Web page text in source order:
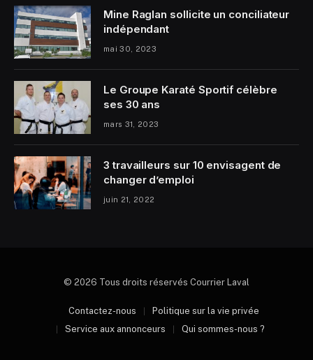
Mine Raglan sollicite un conciliateur
indépendant
mai 30, 2023
Le Groupe Karaté Sportif célèbre
ses 30 ans
mars 31, 2023
3 travailleurs sur 10 envisagent de
changer d’emploi
juin 21, 2022
© 2026 Tous droits réservés Courrier Laval
Contactez-nous
Politique sur la vie privée
Service aux annonceurs
Qui sommes-nous ?